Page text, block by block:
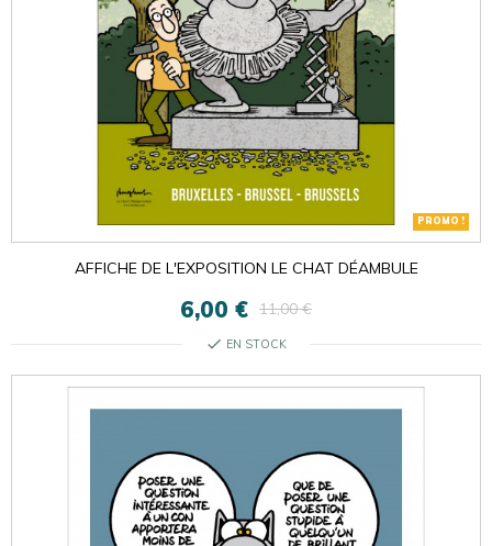
PROMO !
AFFICHE DE L'EXPOSITION LE CHAT DÉAMBULE
6,00 € 11,00 €
check EN STOCK